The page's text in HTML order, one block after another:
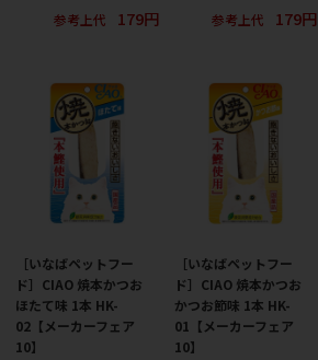
参考上代
179円
参考上代
179円
［いなばペットフー
ド］CIAO 焼本かつお
ほたて味 1本 HK-
02【メーカーフェア
10】
［いなばペットフー
ド］CIAO 焼本かつお
かつお節味 1本 HK-
01【メーカーフェア
10】